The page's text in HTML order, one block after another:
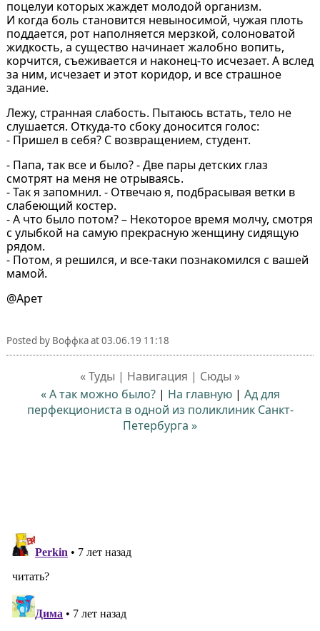
поцелуи которых жаждет молодой организм.
И когда боль становится невыносимой, чужая плоть
поддается, рот наполняется мерзкой, солоноватой
жидкость, а существо начинает жалобно вопить,
корчится, съеживается и наконец-то исчезает. А вслед
за ним, исчезает и этот коридор, и все страшное
здание.
Лежу, странная слабость. Пытаюсь встать, тело не
слушается. Откуда-то сбоку доносится голос:
- Пришел в себя? С возвращением, студент.
- Папа, так все и было? - Две пары детских глаз
смотрят на меня не отрываясь.
- Так я запомнил. - Отвечаю я, подбрасывая ветки в
слабеющий костер.
- А что было потом? – Некоторое время молчу, смотря
с улыбкой на самую прекрасную женщину сидящую
рядом.
- Потом, я решился, и все-таки познакомился с вашей
мамой.
@Арет
Posted by Воффкаat03.06.19 11:18
« Туды | Навигация | Сюды »
« А так можно было?| На главную| Ад для
перфекциониста в одной из поликлиник Санкт-
Петербурга »